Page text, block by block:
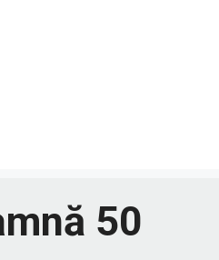
50